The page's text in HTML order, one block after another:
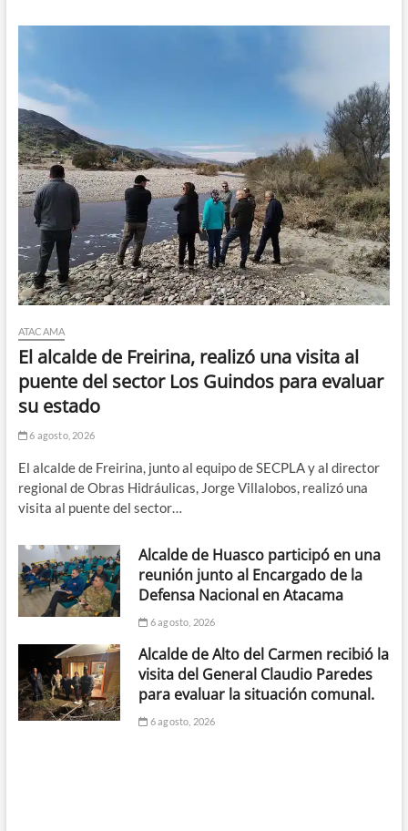
ATACAMA
El alcalde de Freirina, realizó una visita al
puente del sector Los Guindos para evaluar
su estado
6 agosto, 2026
El alcalde de Freirina, junto al equipo de SECPLA y al director
regional de Obras Hidráulicas, Jorge Villalobos, realizó una
visita al puente del sector…
Alcalde de Huasco participó en una
reunión junto al Encargado de la
Defensa Nacional en Atacama
6 agosto, 2026
Alcalde de Alto del Carmen recibió la
visita del General Claudio Paredes
para evaluar la situación comunal.
6 agosto, 2026